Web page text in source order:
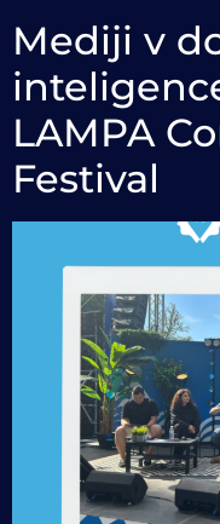
Mediji v
LAMPA
Festival